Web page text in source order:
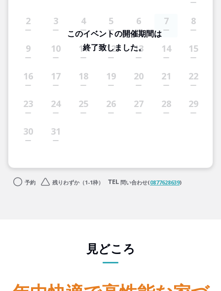
2 3 4 5 6 7 8
9 10 11 12 13 14 15
16 17 18 19 20 21 22
23 24 25 26 27 28 29
30 31
このイベントの開催期間は
終了致しました。
予約 残りわずか（1-1枠） 問い合わせ(0877628639)
見どころ